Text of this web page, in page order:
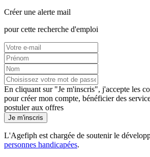
Créer une alerte mail
pour cette recherche d'emploi
En cliquant sur "Je m'inscris", j'accepte les
pour créer mon compte, bénéficier des
postuler aux offres
Je m'inscris
L'Agefiph est chargée de soutenir le
personnes handicapées.